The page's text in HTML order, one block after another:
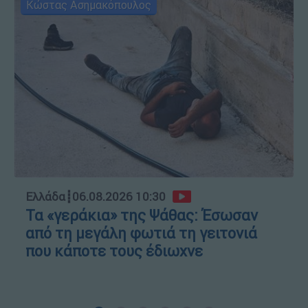
Κώστας Ασημακόπουλος
Ελλάδα┋06.08.2026 10:30
Τα «γεράκια» της Ψάθας: Έσωσαν
από τη μεγάλη φωτιά τη γειτονιά
που κάποτε τους έδιωχνε